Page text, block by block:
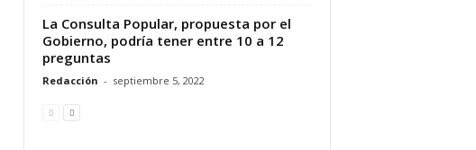
La Consulta Popular, propuesta por el
Gobierno, podría tener entre 10 a 12
preguntas
Redacción - septiembre 5, 2022